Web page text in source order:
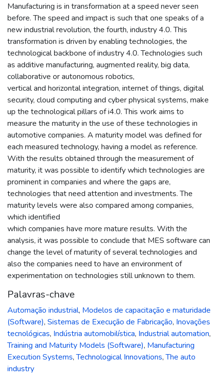
Manufacturing is in transformation at a speed never seen
before. The speed and impact is such that one speaks of a
new industrial revolution, the fourth, industry 4.0. This
transformation is driven by enabling technologies, the
technological backbone of industry 4.0. Technologies such
as additive manufacturing, augmented reality, big data,
collaborative or autonomous robotics,
vertical and horizontal integration, internet of things, digital
security, cloud computing and cyber physical systems, make
up the technological pillars of i4.0. This work aims to
measure the maturity in the use of these technologies in
automotive companies. A maturity model was defined for
each measured technology, having a model as reference.
With the results obtained through the measurement of
maturity, it was possible to identify which technologies are
prominent in companies and where the gaps are,
technologies that need attention and investments. The
maturity levels were also compared among companies,
which identified
which companies have more mature results. With the
analysis, it was possible to conclude that MES software can
change the level of maturity of several technologies and
also the companies need to have an environment of
experimentation on technologies still unknown to them.
Palavras-chave
Automação industrial, Modelos de capacitação e maturidade
(Software), Sistemas de Execução de Fabricação, Inovações
tecnológicas, Indústria automobilística, Industrial automation,
Training and Maturity Models (Software), Manufacturing
Execution Systems,Technological Innovations,The auto
industry